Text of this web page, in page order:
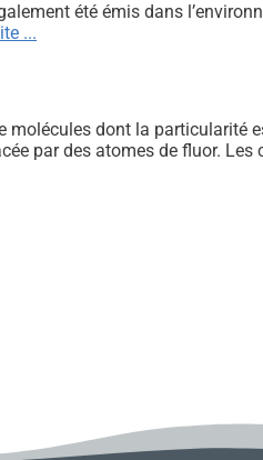
été émis dans
...
dont la particularité
par des atomes de fluor.